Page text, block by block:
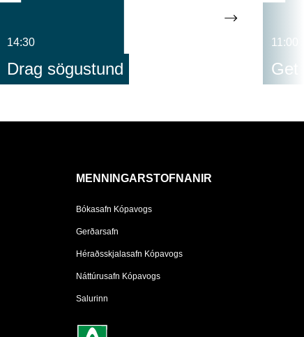
14:30
Drag sögustund
11:00
Get
MENNINGARSTOFNANIR
Bókasafn Kópavogs
Gerðarsafn
Héraðsskjalasafn Kópavogs
Náttúrusafn Kópavogs
Salurinn